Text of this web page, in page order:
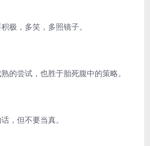
极，多笑，多照镜子。
的尝试，也胜于胎死腹中的策略。
，但不要当真。